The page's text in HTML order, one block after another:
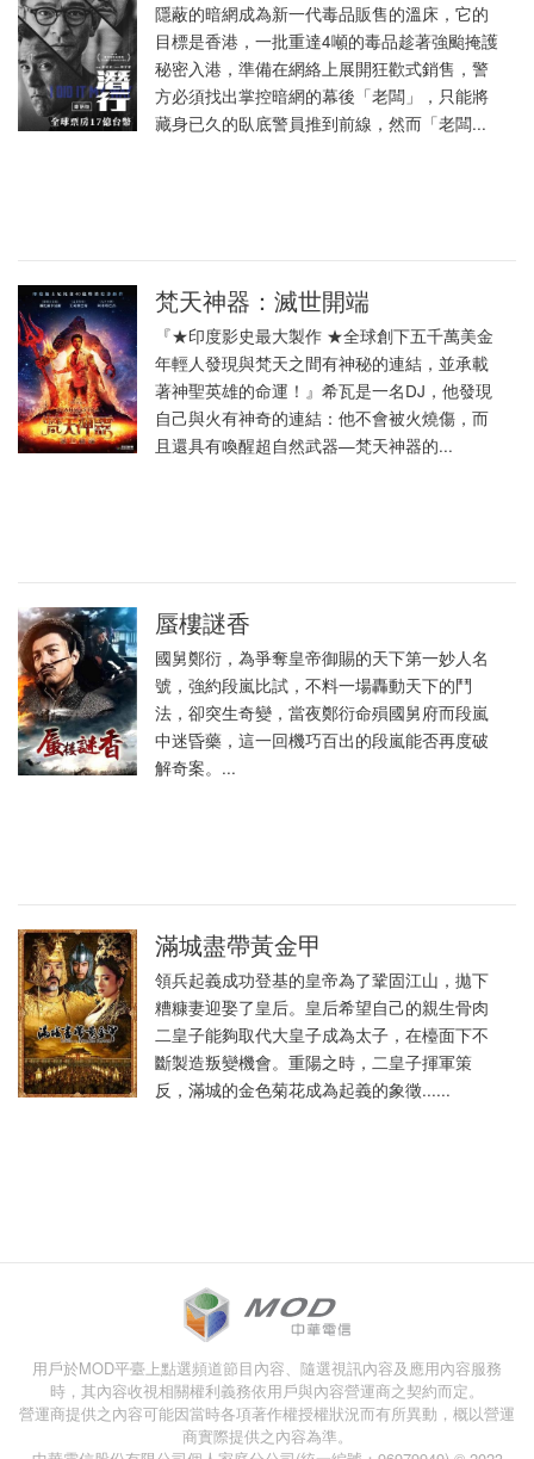
隱蔽的暗網成為新一代毒品販售的溫床，它的
目標是香港，一批重達4噸的毒品趁著強颱掩護
秘密入港，準備在網絡上展開狂歡式銷售，警
方必須找出掌控暗網的幕後「老闆」，只能將
藏身已久的臥底警員推到前線，然而「老闆...
梵天神器：滅世開端
『★印度影史最大製作 ★全球創下五千萬美金
年輕人發現與梵天之間有神秘的連結，並承載
著神聖英雄的命運！』希瓦是一名DJ，他發現
自己與火有神奇的連結：他不會被火燒傷，而
且還具有喚醒超自然武器—梵天神器的...
蜃樓謎香
國舅鄭衍，為爭奪皇帝御賜的天下第一妙人名
號，強約段嵐比試，不料一場轟動天下的鬥
法，卻突生奇變，當夜鄭衍命殞國舅府而段嵐
中迷昏藥，這一回機巧百出的段嵐能否再度破
解奇案。...
滿城盡帶黃金甲
領兵起義成功登基的皇帝為了鞏固江山，拋下
糟糠妻迎娶了皇后。皇后希望自己的親生骨肉
二皇子能夠取代大皇子成為太子，在檯面下不
斷製造叛變機會。重陽之時，二皇子揮軍策
反，滿城的金色菊花成為起義的象徵......
用戶於MOD平臺上點選頻道節目內容、隨選視訊內容及應用內容服務
時，其內容收視相關權利義務依用戶與內容營運商之契約而定。
營運商提供之內容可能因當時各項著作權授權狀況而有所異動，概以營運
商實際提供之內容為準。